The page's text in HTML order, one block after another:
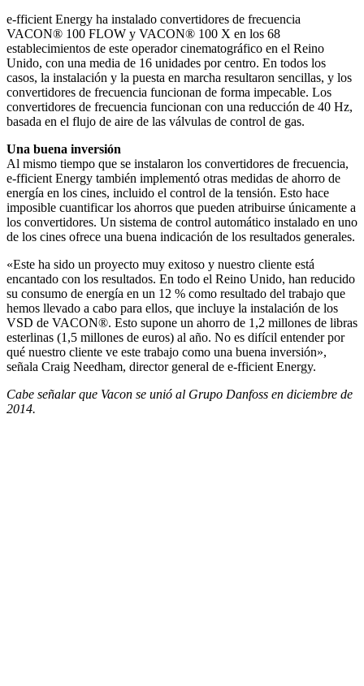
e-fficient Energy ha instalado convertidores de frecuencia
VACON® 100 FLOW y VACON® 100 X en los 68
establecimientos de este operador cinematográfico en el Reino
Unido, con una media de 16 unidades por centro. En todos los
casos, la instalación y la puesta en marcha resultaron sencillas, y los
convertidores de frecuencia funcionan de forma impecable. Los
convertidores de frecuencia funcionan con una reducción de 40 Hz,
basada en el flujo de aire de las válvulas de control de gas.
Una buena inversión
Al mismo tiempo que se instalaron los convertidores de frecuencia,
e-fficient Energy también implementó otras medidas de ahorro de
energía en los cines, incluido el control de la tensión. Esto hace
imposible cuantificar los ahorros que pueden atribuirse únicamente a
los convertidores. Un sistema de control automático instalado en uno
de los cines ofrece una buena indicación de los resultados generales.
«Este ha sido un proyecto muy exitoso y nuestro cliente está
encantado con los resultados. En todo el Reino Unido, han reducido
su consumo de energía en un 12 % como resultado del trabajo que
hemos llevado a cabo para ellos, que incluye la instalación de los
VSD de VACON®. Esto supone un ahorro de 1,2 millones de libras
esterlinas (1,5 millones de euros) al año. No es difícil entender por
qué nuestro cliente ve este trabajo como una buena inversión»,
señala Craig Needham, director general de e-fficient Energy.
Cabe señalar que Vacon se unió al Grupo Danfoss en diciembre de
2014.